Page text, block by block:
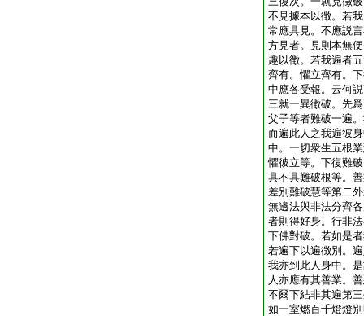
不見據本以徴。若
常應具見。不應説
方見者。見則本無
趣以徴。若我遍者
齊有。懼立齊有。
中應各受報。云何
三就一異徴破。先
父子等者難破一遍
而遍此人之我遍彼
中。一切衆生五根
懼彼立等。下復難
具不具難破根等。
差別難破慧等第二
無邊法與非法分齊
者則得好身。行非
下佛對破。若如是
若遍下以遍徴別。
我亦到此人身中。
人亦應有其善業。
不爾下結非其遍第
如一室燃百千燈燈